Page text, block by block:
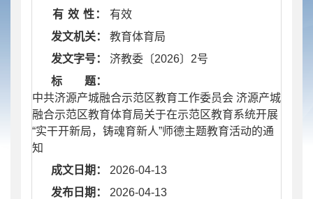
有 效 性：
有效
发文机关：
教育体育局
发文字号：
济教委〔2026〕2号
标 题：
中共济源产城融合示范区教育工作委员会 济源产城
融合示范区教育体育局关于在示范区教育系统开展
“实干开新局，铸魂育新人”师德主题教育活动的通
知
成文日期：
2026-04-13
发布日期：
2026-04-13